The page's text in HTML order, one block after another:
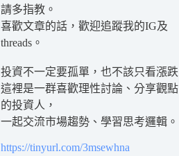
請多指教。
喜歡文章的話，歡迎追蹤我的IG及
threads。
投資不一定要孤單，也不該只看漲跌
這裡是一群喜歡理性討論、分享觀點
的投資人，
一起交流市場趨勢、學習思考邏輯。
https://tinyurl.com/3msewhna